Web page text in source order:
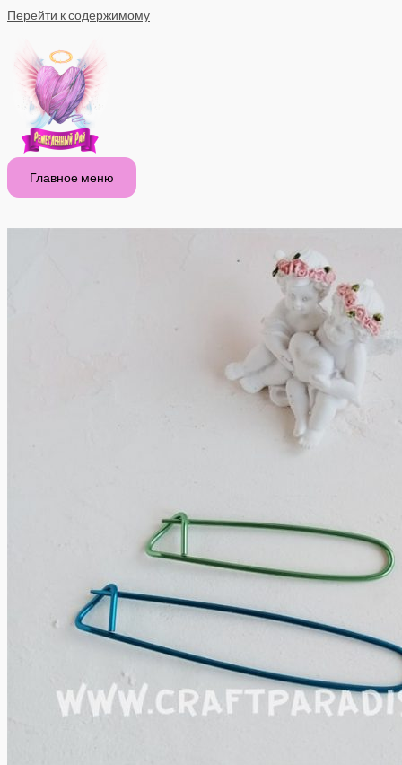
Перейти к содержимому
Главное меню